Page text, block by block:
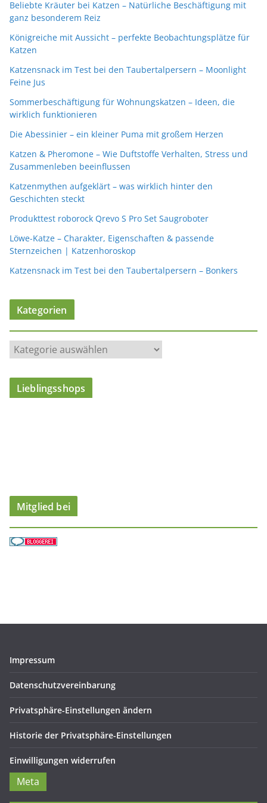
Beliebte Kräuter bei Katzen – Natürliche Beschäftigung mit
ganz besonderem Reiz
Königreiche mit Aussicht – perfekte Beobachtungsplätze für
Katzen
Katzensnack im Test bei den Taubertalpersern – Moonlight
Feine Jus
Sommerbeschäftigung für Wohnungskatzen – Ideen, die
wirklich funktionieren
Die Abessinier – ein kleiner Puma mit großem Herzen
Katzen & Pheromone – Wie Duftstoffe Verhalten, Stress und
Zusammenleben beeinflussen
Katzenmythen aufgeklärt – was wirklich hinter den
Geschichten steckt
Produkttest roborock Qrevo S Pro Set Saugroboter
Löwe-Katze – Charakter, Eigenschaften & passende
Sternzeichen | Katzenhoroskop
Katzensnack im Test bei den Taubertalpersern – Bonkers
Kategorien
a
t
Lieblingsshops
Mitglied bei
Impressum
Datenschutzvereinbarung
Privatsphäre-Einstellungen ändern
Historie der Privatsphäre-Einstellungen
Einwilligungen widerrufen
Meta